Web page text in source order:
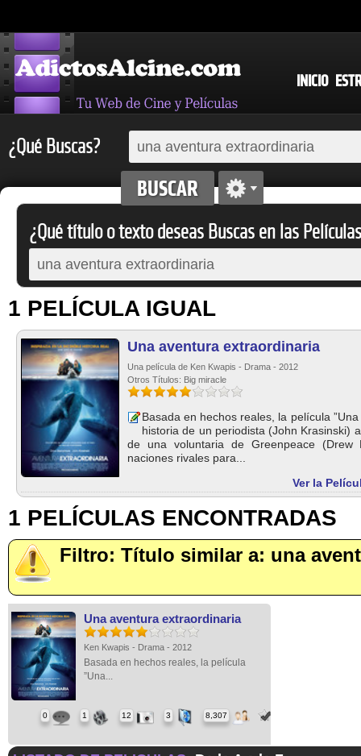
INICIO
¿Qué Buscas?
¿Qué título o texto deseas Buscas en las
1 PELÍCULA IGUAL
Una aventura extraordinaria
Una película de Ken Kwapis - Drama - 2012
Otros Títulos: Big miracle
Basada en hechos reales, la película
historia de un periodista (John Krasinski)
de una voluntaria de Greenpeace
naciones rivales para...
Ver la
1 PELÍCULAS ENCONTRADAS
Filtro: Título similar a: una
Una aventura extraordinaria
Ken Kwapis - Drama - 2012
Basada en hechos reales, la película
”Una...
0 1 12 3 8,307